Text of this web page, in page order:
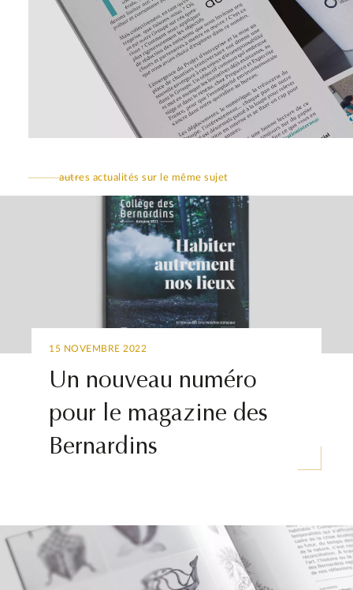
autres actualités sur le même sujet
15 NOVEMBRE 2022
Un nouveau numéro
pour le magazine des
Bernardins